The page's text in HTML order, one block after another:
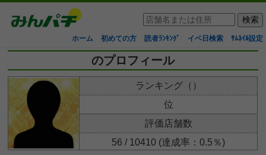
ホーム 初めての方 読者ﾗﾝｷﾝｸﾞ イベ日検索 ｻﾑﾈｲﾙ設定
のプロフィール
ランキング（）
位
評価店舗数
56 / 10410 (達成率：0.5％)